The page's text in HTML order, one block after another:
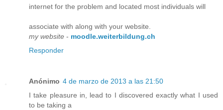
internet for the problem and located most individuals will
associate with along with your website.
my website - moodle.weiterbildung.ch
Responder
Anónimo 4 de marzo de 2013 a las 21:50
I take pleasure in, lead to I discovered exactly what I used
to be taking a